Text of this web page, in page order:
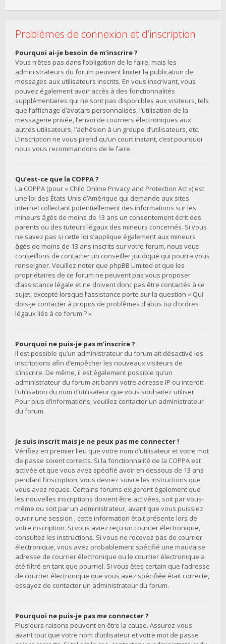
Problèmes de connexion et d’inscription
Pourquoi ai-je besoin de m’inscrire ?
Vous n’êtes pas dans l’obligation de le faire, mais les
administrateurs du forum peuvent limiter la publication de
messages aux utilisateurs inscrits. En vous inscrivant, vous
pouvez également avoir accès à des fonctionnalités
supplémentaires qui ne sont pas disponibles aux visiteurs, tels
que l’affichage d’avatars personnalisés, l’utilisation de la
messagerie privée, l’envoi de courriers électroniques aux
autres utilisateurs, l’adhésion à un groupe d’utilisateurs, etc.
L’inscription ne vous prend qu’un court instant, c’est pourquoi
nous vous recommandons de le faire.
Qu’est-ce que la COPPA ?
La COPPA (pour « Child Online Privacy and Protection Act ») est
une loi des États-Unis d’Amérique qui demande aux sites
internet collectant potentiellement des informations sur les
mineurs âgés de moins de 13 ans un consentement écrit des
parents ou des tuteurs légaux des mineurs concernés. Si vous
ne savez pas si cette loi s’applique également aux mineurs
âgés de moins de 13 ans inscrits sur votre forum, nous vous
conseillons de contacter un conseiller juridique qui pourra vous
renseigner. Veuillez noter que phpBB Limited et que les
propriétaires de ce forum ne peuvent pas vous proposer
d’assistance légale et ne doivent donc pas être contactés à ce
sujet, excepté lorsque l’assistance porte sur la question « Qui
dois-je contacter à propos de problèmes d’abus ou d’ordres
légaux liés à ce forum ? ».
Pourquoi ne puis-je pas m’inscrire ?
Il est possible qu’un administrateur du forum ait désactivé les
inscriptions afin d’empêcher les nouveaux visiteurs de
s’inscrire. De même, il est également possible qu’un
administrateur du forum ait banni votre adresse IP ou interdit
l’utilisation du nom d’utilisateur que vous souhaitez utiliser.
Pour plus d’informations, veuillez contacter un administrateur
du forum.
Je suis inscrit mais je ne peux pas me connecter !
Vérifiez en premier lieu que votre nom d’utilisateur et votre mot
de passe soient corrects. Si la fonctionnalité de la COPPA est
activée et que vous avez spécifié avoir en dessous de 13 ans
pendant l’inscription, vous devrez suivre les instructions que
vous avez reçues. Certains forums exigeront également que
les nouvelles inscriptions doivent être activées, soit par vous-
même ou soit par un administrateur, avant que vous puissiez
ouvrir une session ; cette information était présente lors de
votre inscription. Si vous aviez reçu un courrier électronique,
consultez les instructions. Si vous ne recevez pas de courrier
électronique, vous avez probablement spécifié une mauvaise
adresse de courrier électronique ou le courrier électronique a
été filtré en tant que pourriel. Si vous êtes certain que l’adresse
de courrier électronique que vous avez spécifiée était correcte,
essayez de contacter un administrateur du forum.
Pourquoi ne puis-je pas me connecter ?
Plusieurs raisons peuvent en être la cause. Assurez-vous
avant tout que votre nom d’utilisateur et votre mot de passe